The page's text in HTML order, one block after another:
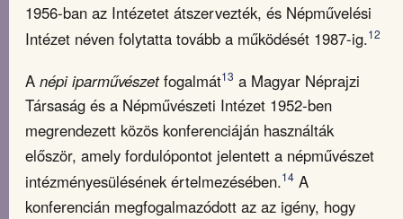
1956-ban az Intézetet átszervezték, és Népművelési
Intézet néven folytatta tovább a működését 1987-ig.12
A népi iparművészetfogalmát13 a Magyar Néprajzi
Társaság és a Népművészeti Intézet 1952-ben
megrendezett közös konferenciáján használták
először, amely fordulópontot jelentett a népművészet
intézményesülésének értelmezésében.14 A
konferencián megfogalmazódott az az igény, hogy